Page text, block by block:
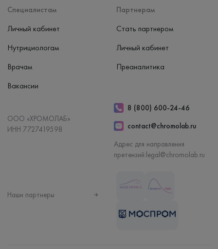
Специалистам
Личный кабинет
Нутрициологам
Врачам
Вакансии
Партнерам
Стать партнером
Личный кабинет
Преаналитика
ООО «ХРОМОЛАБ»
ИНН 7727419598
8 (800) 600-24-46
contact@chromolab.ru
Адрес для направления
претензий:legal@chromolab.ru
Наши партнеры